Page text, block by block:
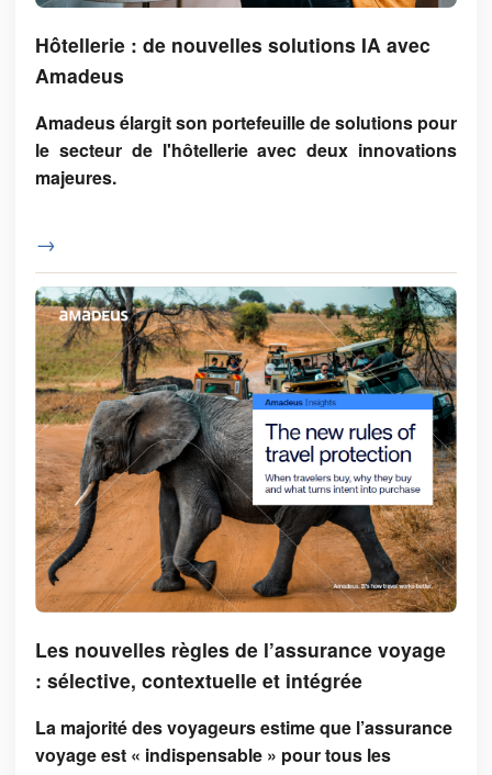
Hôtellerie : de nouvelles solutions IA avec
Amadeus
Amadeus élargit son portefeuille de solutions pour
le secteur de l'hôtellerie avec deux innovations
majeures.
→
Les nouvelles règles de l’assurance voyage
: sélective, contextuelle et intégrée
La majorité des voyageurs estime que l’assurance
voyage est « indispensable » pour tous les